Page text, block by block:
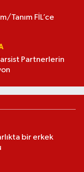
Tanım FİL’ce
Partnerlerin
bir erkek